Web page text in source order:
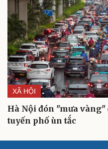
Cải chính
XÃ HỘI
Hà Nội đón "mưa
tuyến phố ùn tắc